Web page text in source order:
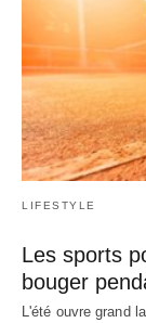
LIFESTYLE
Les sports
bouger
L'été ouvre grand